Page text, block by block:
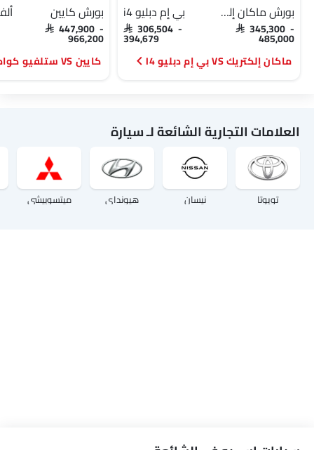
بورش ماكان إلكتريك
SAR 345,300 -
485,000
بي إم دبليو i4
SAR 306,504 -
394,679
ماكان إلكتريك VS بي إم دبليو I4
بورش كايين
SAR 447,900 -
966,200
كايين VS ستلفيو كوادريفوليو
العلامات التجارية الشائعة لـ سيارة
تويوتا نيسان هيونداي ميتسوبيشي